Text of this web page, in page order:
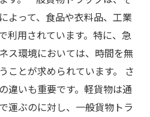
よって、食品や衣料品、工業
利用されています。特に、急
ス環境においては、時間を無
ことが求められています。 さ
違いも重要です。軽貨物は通
運ぶのに対し、一般貨物トラ